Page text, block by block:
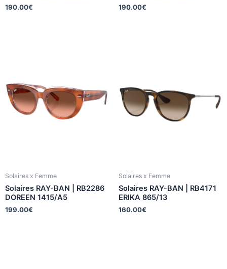
190.00€ 190.00€
Solaires x Femme
Solaires RAY-BAN | RB2286
DOREEN 1415/A5
199.00€
Solaires x Femme
Solaires RAY-BAN | RB4171
ERIKA 865/13
160.00€